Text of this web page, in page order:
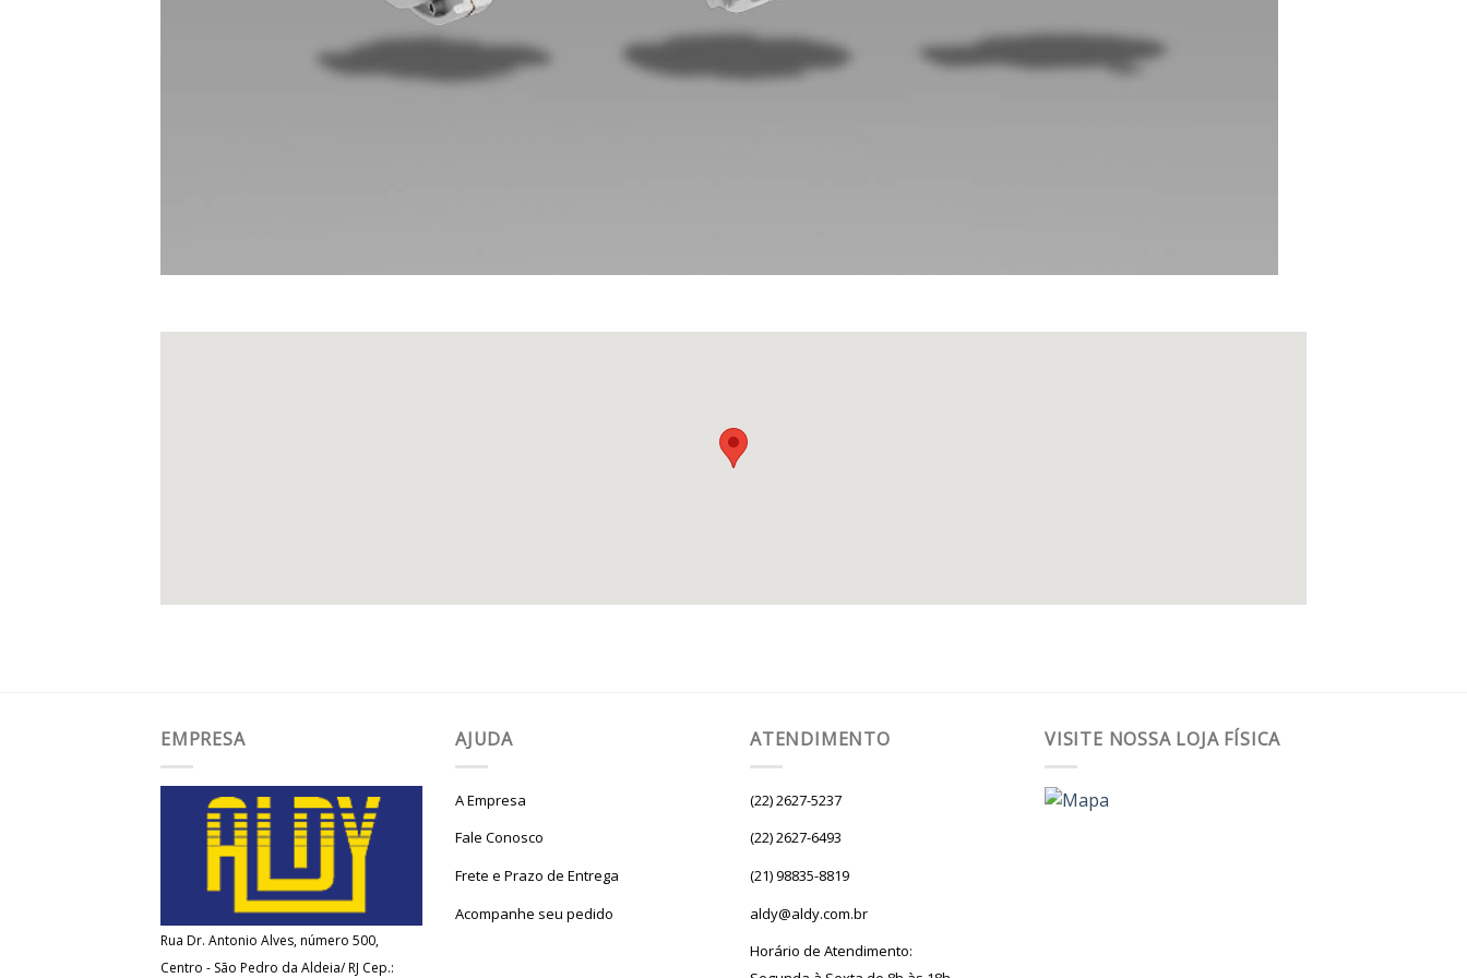
EMPRESA
Rua Dr. Antonio Alves, número 500,
Centro - São Pedro da Aldeia/ RJ Cep.:
AJUDA
A Empresa
Fale Conosco
Frete e Prazo de Entrega
Acompanhe seu pedido
ATENDIMENTO
(22) 2627-5237
(22) 2627-6493
(21) 98835-8819
aldy@aldy.com.br
Horário de Atendimento:
VISITE NOSSA LOJA FÍSICA